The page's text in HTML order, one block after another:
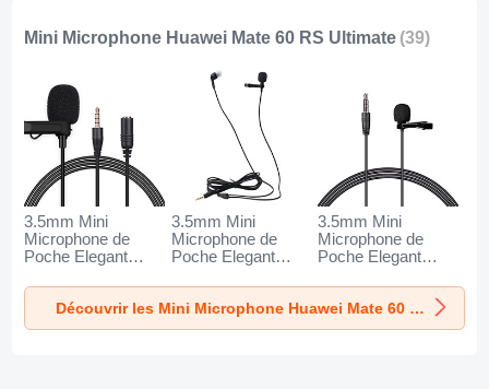
Mini Microphone Huawei Mate 60 RS Ultimate (39)
3.5mm Mini
Microphone de
Poche Elegant
Parleur K06 pour
Huawei Mate 60
RS Ultimate Noir
3.5mm Mini
Microphone de
Poche Elegant
Parleur K05 pour
Huawei Mate 60
RS Ultimate Noir
3.5mm Mini
Microphone de
Poche Elegant
Parleur K08 pour
Huawei Mate 60
RS Ultimate Noir
Découvrir les Mini Microphone Huawei Mate 60 RS Ultimate